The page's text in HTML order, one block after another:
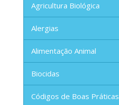
Agricultura Biológica
Alergias
Alimentação Animal
Biocidas
Códigos de Boas Práticas